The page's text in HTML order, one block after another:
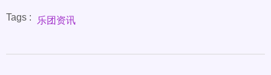
Tags : 乐团资讯